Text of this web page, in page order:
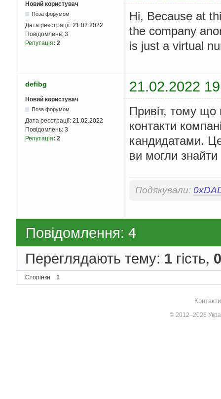
Новий користувач
Поза форумом
Дата реєстрації: 21.02.2022
Повідомлень: 3
Репутація: 2
Hi, Because at
the company
is just a virtual
defibg 21.02.2022
Новий користувач
Поза форумом
Дата реєстрації: 21.02.2022
Повідомлень: 3
Репутація: 2
Привіт, тому що
контакти
кандидатами.
ви могли
Подякували:
Повідомлення: 4
Переглядають тему: 1 гість, 0
Сторінки 1
© 2012–2026